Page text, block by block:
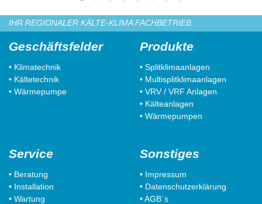
IHR REGIONALER KÄLTE-KLIMA FACHBETRIEB
Geschäftsfelder
• Klimatechnik
• Kältetechnik
• Wärmepumpe
Produkte
• Splitklimaanlagen
• Multisplitklimaanlagen
• VRV / VRF Anlagen
• Kälteanlagen
• Wärmepumpen
Service
• Beratung
• Installation
• Wartung
Sonstiges
• Impressum
• Datenschutzerklärung
• AGB`s